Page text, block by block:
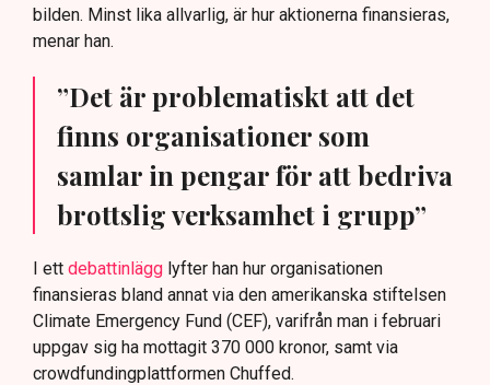
bilden. Minst lika allvarlig, är hur aktionerna finansieras,
menar han.
”Det är problematiskt att det
finns organisationer som
samlar in pengar för att bedriva
brottslig verksamhet i grupp”
I ett debattinlägg lyfter han hur organisationen
finansieras bland annat via den amerikanska stiftelsen
Climate Emergency Fund (CEF), varifrån man i februari
uppgav sig ha mottagit 370 000 kronor, samt via
crowdfundingplattformen Chuffed.